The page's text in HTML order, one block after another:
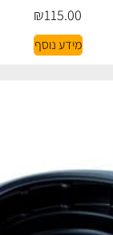
₪115.00
מידע נוסף